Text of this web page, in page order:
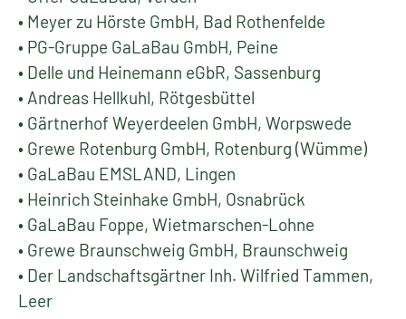
• Meyer zu Hörste GmbH, Bad Rothenfelde
• PG-Gruppe GaLaBau GmbH, Peine
• Delle und Heinemann eGbR, Sassenburg
• Andreas Hellkuhl, Rötgesbüttel
• Gärtnerhof Weyerdeelen GmbH, Worpswede
• Grewe Rotenburg GmbH, Rotenburg (Wümme)
• GaLaBau EMSLAND, Lingen
• Heinrich Steinhake GmbH, Osnabrück
• GaLaBau Foppe, Wietmarschen-Lohne
• Grewe Braunschweig GmbH, Braunschweig
• Der Landschaftsgärtner Inh. Wilfried Tammen,
Leer